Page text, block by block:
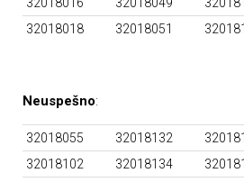
32018018
32018051
Neuspešno:
32018055 32018132
32018102
32018134